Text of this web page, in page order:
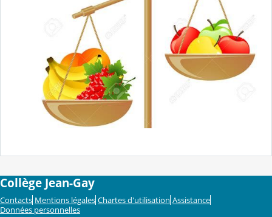
Collège Jean-Gay
Contacts Mentions légales Chartes d'utilisation Assistance
Données personnelles